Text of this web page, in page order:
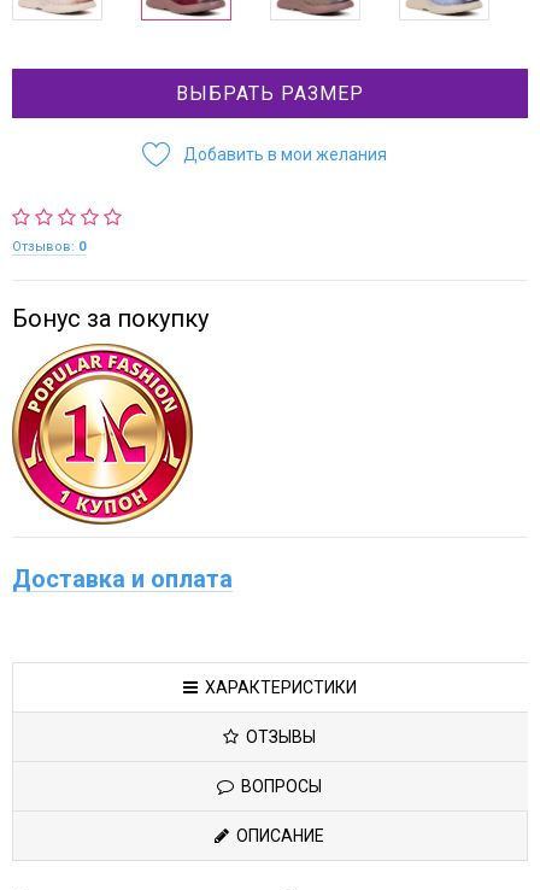
ВЫБРАТЬ РАЗМЕР
Добавить в мои желания
Отзывов: 0
Бонус за покупку
Доставка и оплата
ХАРАКТЕРИСТИКИ
ОТЗЫВЫ
ВОПРОСЫ
ОПИСАНИЕ